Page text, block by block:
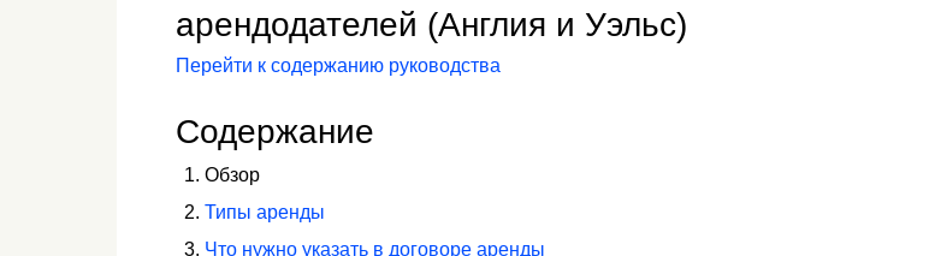
арендодателей (Англия и Уэльс)
Перейти к содержанию руководства
Содержание
Обзор
Типы аренды
Что нужно указать в договоре аренды